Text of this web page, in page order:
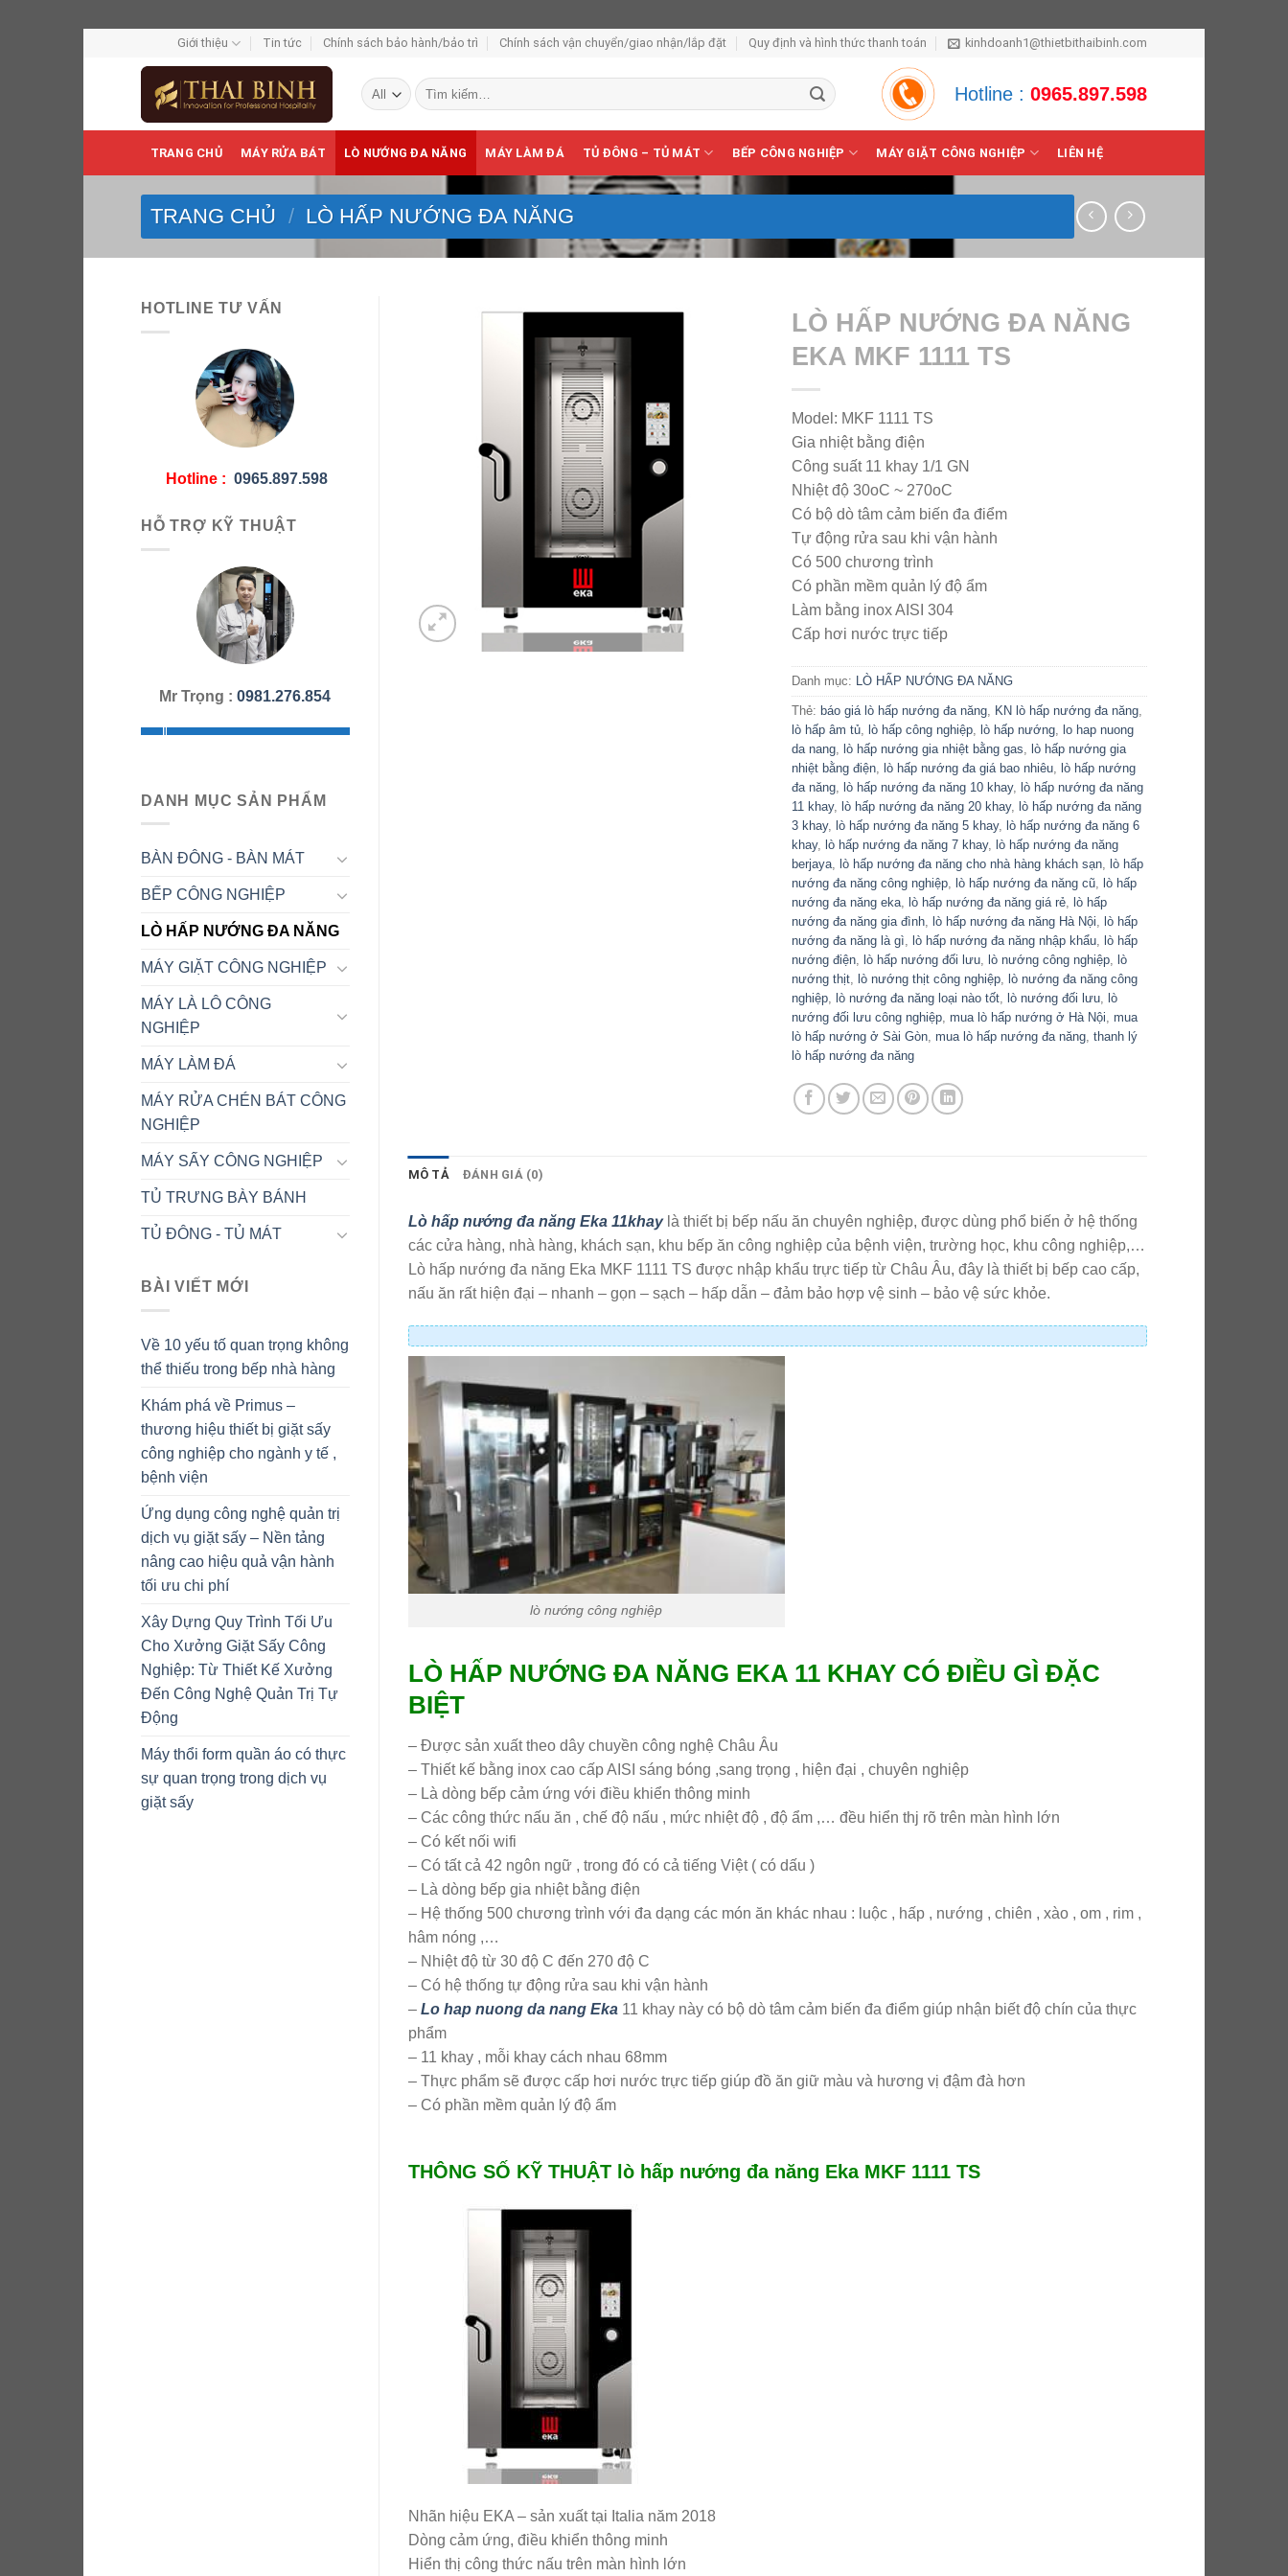
Giới thiệu Tin tức Chính sách bảo hành/bảo trì Chính sách vận chuyển/giao nhận/lắp đặt Quy định và hình thức thanh toán kinhdoanh1@thietbithaibinh.com
Tìm
kiếm:
Hotline : 0965.897.598
TRANG CHỦ MÁY RỬA BÁT LÒ NƯỚNG ĐA NĂNG MÁY LÀM ĐÁ TỦ ĐÔNG – TỦ MÁT BẾP CÔNG NGHIỆP MÁY GIẶT CÔNG NGHIỆP LIÊN HỆ
TRANG CHỦ / LÒ HẤP NƯỚNG ĐA NĂNG
HOTLINE TƯ VẤN
Hotline :0965.897.598
HỖ TRỢ KỸ THUẬT
Mr Trọng :0981.276.854
DANH MỤC SẢN PHẨM
BÀN ĐÔNG - BÀN MÁT
BẾP CÔNG NGHIỆP
LÒ HẤP NƯỚNG ĐA NĂNG
MÁY GIẶT CÔNG NGHIỆP
MÁY LÀ LÔ CÔNG
NGHIỆP
MÁY LÀM ĐÁ
MÁY RỬA CHÉN BÁT CÔNG
NGHIỆP
MÁY SẤY CÔNG NGHIỆP
TỦ TRƯNG BÀY BÁNH
TỦ ĐÔNG - TỦ MÁT
BÀI VIẾT MỚI
Về 10 yếu tố quan trọng không
thể thiếu trong bếp nhà hàng
Khám phá về Primus –
thương hiệu thiết bị giặt sấy
công nghiệp cho ngành y tế ,
bệnh viện
Ứng dụng công nghệ quản trị
dịch vụ giặt sấy – Nền tảng
nâng cao hiệu quả vận hành
tối ưu chi phí
Xây Dựng Quy Trình Tối Ưu
Cho Xưởng Giặt Sấy Công
Nghiệp: Từ Thiết Kế Xưởng
Đến Công Nghệ Quản Trị Tự
Động
Máy thổi form quần áo có thực
sự quan trọng trong dịch vụ
giặt sấy
LÒ HẤP NƯỚNG ĐA NĂNG
EKA MKF 1111 TS
Model: MKF 1111 TS
Gia nhiệt bằng điện
Công suất 11 khay 1/1 GN
Nhiệt độ 30oC ~ 270oC
Có bộ dò tâm cảm biến đa điểm
Tự động rửa sau khi vận hành
Có 500 chương trình
Có phần mềm quản lý độ ẩm
Làm bằng inox AISI 304
Cấp hơi nước trực tiếp
Danh mục: LÒ HẤP NƯỚNG ĐA NĂNG
Thẻ: báo giá lò hấp nướng đa năng KN lò hấp nướng đa năng
lò hấp âm tủ
lò hấp công nghiệp lò hấp nướng
lo hap nuong
da nang
lò hấp nướng gia nhiệt bằng gas
lò hấp nướng gia
nhiệt bằng điện
lò hấp nướng đa giá bao nhiêu
lò hấp nướng
đa năng
lò hấp nướng đa năng 10 khay,
lò hấp nướng đa năng
11 khay, lò hấp nướng đa năng 20 khay,
lò hấp nướng đa năng
3 khay, lò hấp nướng đa năng 5 khay,
lò hấp nướng đa năng 6
khay, lò hấp nướng đa năng 7 khay,
lò hấp nướng đa năng
berjaya
lò hấp nướng đa năng cho nhà hàng khách sạn
lò hấp
nướng đa năng công nghiệp
lò hấp nướng đa năng cũ
lò hấp
nướng đa năng eka
lò hấp nướng đa năng giá rẻ
lò hấp
nướng đa năng gia đình
lò hấp nướng đa năng Hà Nội
lò hấp
nướng đa năng là gì
lò hấp nướng đa năng nhập khẩu
lò hấp
nướng điện
lò hấp nướng đối lưu lò nướng công nghiệp
lò
nướng thịt
lò nướng thịt công nghiệp
lò nướng đa năng công
nghiệp
lò nướng đa năng loại nào tốt lò nướng đối lưu
lò
nướng đối lưu công nghiệp ,mua lò hấp nướng ở Hà Nội ,mua
lò hấp nướng ở Sài Gòn ,mua lò hấp nướng đa năng ,thanh lý
lò hấp nướng đa năng
MÔ TẢ ĐÁNH GIÁ (0)
Lò hấp nướng đa năng Eka 11khaylà thiết bị bếp nấu ăn chuyên nghiệp, được dùng phổ biến ở hệ thống
các cửa hàng, nhà hàng, khách sạn, khu bếp ăn công nghiệp của bệnh viện, trường học, khu công nghiệp,…
Lò hấp nướng đa năng Eka MKF 1111 TS được nhập khẩu trực tiếp từ Châu Âu, đây là thiết bị bếp cao cấp,
nấu ăn rất hiện đại – nhanh – gọn – sạch – hấp dẫn – đảm bảo hợp vệ sinh – bảo vệ sức khỏe.
lò nướng công nghiệp
LÒ HẤP NƯỚNG ĐA NĂNG EKA 11 KHAY CÓ ĐIỀU GÌ ĐẶC
BIỆT
– Được sản xuất theo dây chuyền công nghệ Châu Âu
– Thiết kế bằng inox cao cấp AISI sáng bóng ,sang trọng , hiện đại , chuyên nghiệp
– Là dòng bếp cảm ứng với điều khiển thông minh
– Các công thức nấu ăn , chế độ nấu , mức nhiệt độ , độ ẩm ,… đều hiển thj rõ trên màn hình lớn
– Có kết nối wifi
– Có tất cả 42 ngôn ngữ , trong đó có cả tiếng Việt ( có dấu )
– Là dòng bếp gia nhiệt bằng điện
– Hệ thống 500 chương trình với đa dạng các món ăn khác nhau : luộc , hấp , nướng , chiên , xào , om , rim ,
hâm nóng ,…
– Nhiệt độ từ 30 độ C đến 270 độ C
– Có hệ thống tự động rửa sau khi vận hành
– Lo hap nuong da nang Eka11 khay này có bộ dò tâm cảm biến đa điểm giúp nhận biết độ chín của thực
phẩm
– 11 khay , mỗi khay cách nhau 68mm
– Thực phẩm sẽ được cấp hơi nước trực tiếp giúp đồ ăn giữ màu và hương vị đậm đà hơn
– Có phần mềm quản lý độ ẩm
THÔNG SỐ KỸ THUẬT lò hấp nướng đa năng Eka MKF 1111 TS
Nhãn hiệu EKA – sản xuất tại Italia năm 2018
Dòng cảm ứng, điều khiển thông minh
Hiển thị công thức nấu trên màn hình lớn